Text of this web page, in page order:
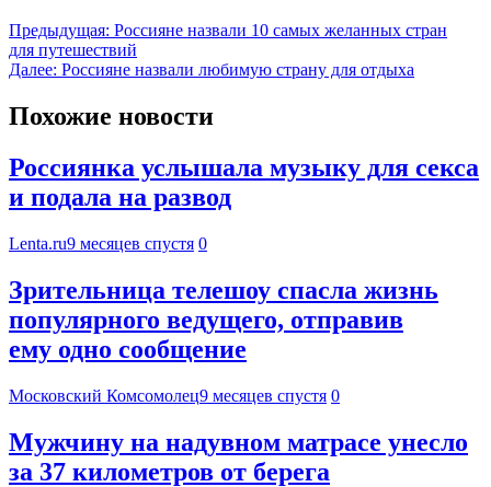
Предыдущая: Россияне назвали 10 самых желанных стран
для путешествий
Далее: Россияне назвали любимую страну для отдыха
Похожие новости
Россиянка услышала музыку для секса
и подала на развод
Lenta.ru9 месяцев спустя 0
Зрительница телешоу спасла жизнь
популярного ведущего, отправив
ему одно сообщение
Московский Комсомолец9 месяцев спустя 0
Мужчину на надувном матрасе унесло
за 37 километров от берега